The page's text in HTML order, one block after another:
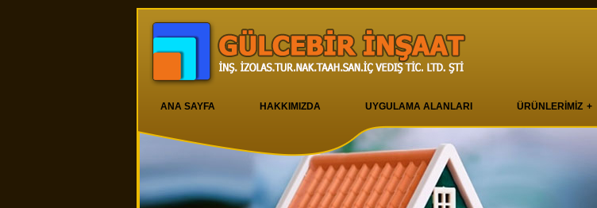
ANA SAYFA HAKKIMIZDA UYGULAMA ALANLARI ÜRÜNLERİMİZ